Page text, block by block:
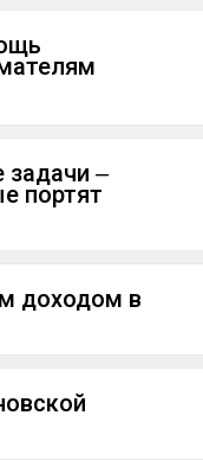
задачи ‒
портят
доходом в